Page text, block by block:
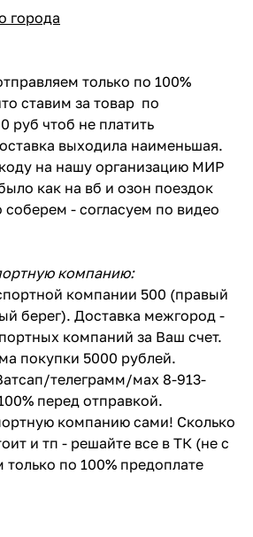
города
только по 100%
ставим за товар по
руб чтоб не платить
выходила наименьшая.
на нашу организацию МИР
как на вб и озон поездок
соберем - согласуем по видео
компанию:
компании 500 (правый
берег). Доставка межгород -
компаний за Ваш счет.
покупки 5000 рублей.
телеграмм/мах 8-913-
перед отправкой.
компанию сами! Сколько
и тп - решайте все в ТК (не с
по 100% предоплате